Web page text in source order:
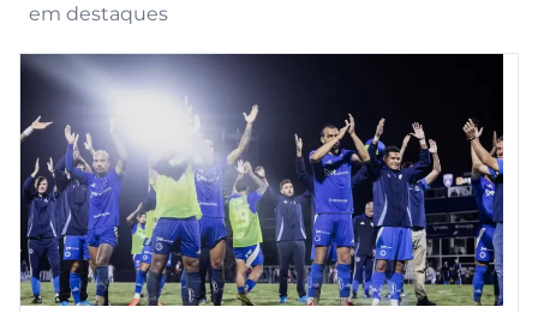
em destaques